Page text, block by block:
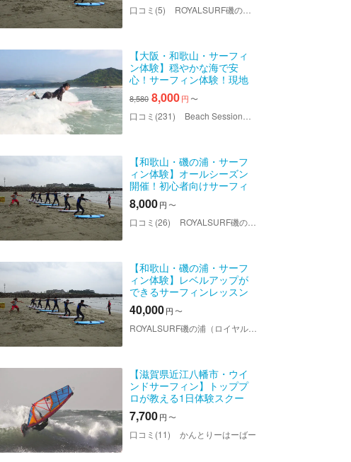
口コミ(5) ROYALSURF磯の浦（ロイヤルサーフ）
【大阪・和歌山・サーフィ
ン体験】穏やかな海で安
心！サーフィン体験！現地
集合もOKです
8,580 8,000円 〜
口コミ(231) Beach Session（ビーチセッション）
【和歌山・磯の浦・サーフ
ィン体験】オールシーズン
開催！初心者向けサーフィ
ン体験＜ROYALSURFスク
ール磯の浦＞
8,000円 〜
口コミ(26) ROYALSURF磯の浦（ロイヤルサーフ）
【和歌山・磯の浦・サーフ
ィン体験】レベルアップが
できるサーフィンレッスン
（5回）＜ROYALSURFスク
ール磯の浦＞
40,000円 〜
【滋賀県近江八幡市・ウイ
ンドサーフィン】トッププ
ロが教える1日体験スクー
ル！
7,700円 〜
口コミ(11) かんとりーはーばー